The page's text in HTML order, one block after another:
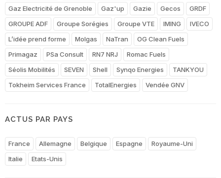
Gaz Electricité de Grenoble
Gaz'up Gazie Gecos
GRDF
GROUPE ADF
Groupe Sorégies Groupe VTE IMING
IVECO
L’idée prend forme
Molgas NaTran
OG Clean Fuels
Primagaz
PSa Consult RN7 NRJ
Romac Fuels
Séolis Mobilités
SEVEN Shell Synqo Energies
TANKYOU
Tokheim Services France
TotalEnergies Vendée GNV
ACTUS PAR PAYS
France Allemagne Belgique Espagne
Royaume-Uni
Italie
Etats-Unis